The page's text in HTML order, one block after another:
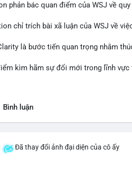
phản bác quan điểm của WSJ về
chỉ trích bài xã luận của WSJ về
là bước tiến quan trọng nhằm
kìm hãm sự đổi mới trong lĩnh vực
Bình luận
Đã thay đổi ảnh đại diện của cô ấy